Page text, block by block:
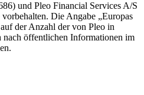
und Pleo Financial Services A/S
Die Angabe „Europas
der Anzahl der von Pleo in
nach öffentlichen Informationen im